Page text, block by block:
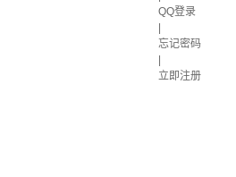
QQ登录
忘记密码
立即注册